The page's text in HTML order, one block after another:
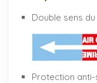
Double sens
Protection